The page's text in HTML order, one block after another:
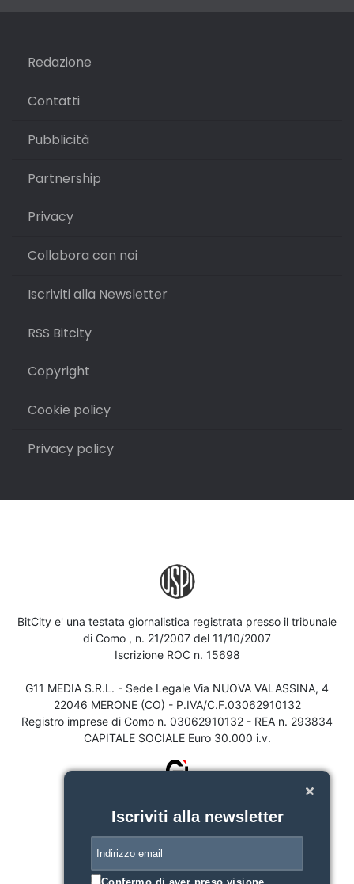
Redazione
Contatti
Pubblicità
Partnership
Privacy
Collabora con noi
Iscriviti alla Newsletter
RSS Bitcity
Copyright
Cookie policy
Privacy policy
BitCity e' una testata giornalistica registrata presso il tribunale
di Como , n. 21/2007 del 11/10/2007
Iscrizione ROC n. 15698
G11 MEDIA S.R.L. - Sede Legale Via NUOVA VALASSINA, 4
22046 MERONE (CO) - P.IVA/C.F.03062910132
Registro imprese di Como n. 03062910132 - REA n. 293834
CAPITALE SOCIALE Euro 30.000 i.v.
Iscriviti alla newsletter